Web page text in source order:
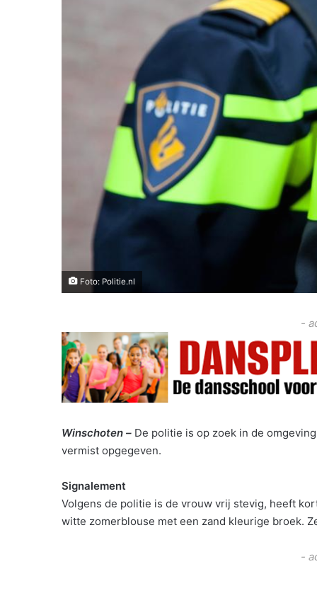
Foto: Politie.nl
-
Winschoten – De politie is op zoek in de
vermist opgegeven.
Signalement
Volgens de politie is de vrouw vrij stevig, heeft
witte zomerblouse met een zand kleurige broek.
-